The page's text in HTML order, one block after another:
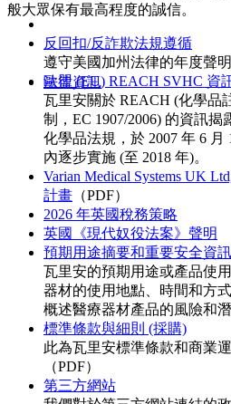
法律資訊
般大眾保有最高程度的誠信。
反回扣/反詐欺法規遵循
遵守美國加州法律的年度聲明
歐盟 (EU) REACH SVHC 資
瓦里安關於 REACH (化學品
制，EC 1907/2006) 的資訊
化學品法規，於 2007 年 6 月
內逐步實施 (至 2018 年)。
Varian Medical Systems UK
計畫 （PDF）
2026 年英國稅務策略
英國《現代奴役法案》聲明
預期用途摘要和重要安全資訊
瓦里安的預期用途或產品使
器材的使用地點、時間和方
概述醫療器材產品的風險和潛
標準條款與細則 (採購)
此為瓦里安標準條款和商業
（PDF）
第三方網站